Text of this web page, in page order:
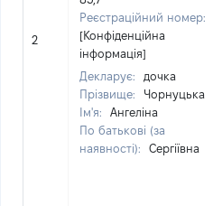
2
Реєстраційний номер:
[Конфіденційна
інформація]
Декларує:
дочка
Прізвище:
Чорнуцька
Ім'я:
Ангеліна
По батькові (за
наявності):
Сергіївна